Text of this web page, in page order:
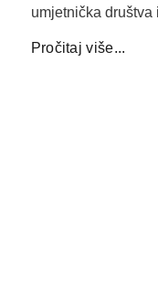
umjetnička
Pročitaj više...